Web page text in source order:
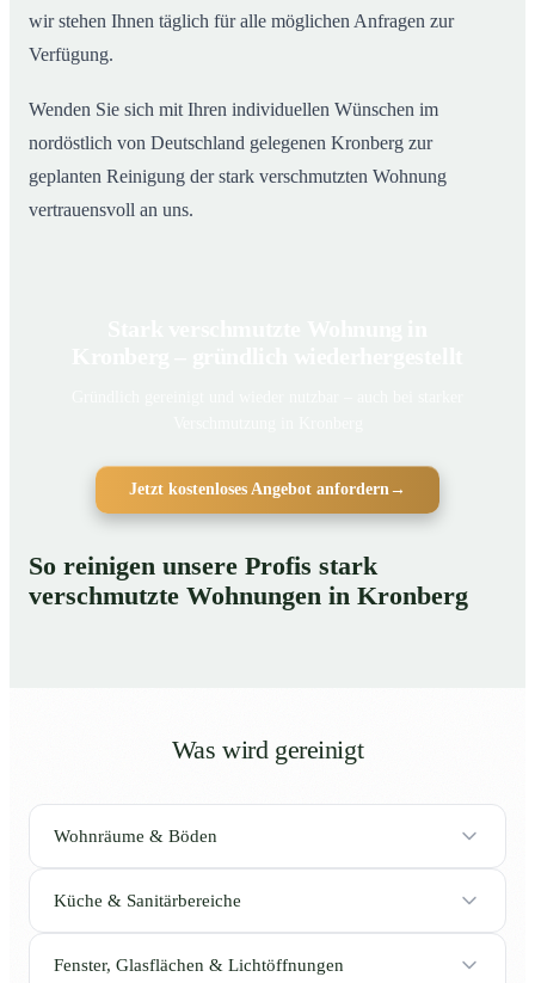
wir stehen Ihnen täglich für alle möglichen Anfragen zur
Verfügung.
Wenden Sie sich mit Ihren individuellen Wünschen im
nordöstlich von Deutschland gelegenen Kronberg zur
geplanten Reinigung der stark verschmutzten Wohnung
vertrauensvoll an uns.
Jetzt kostenloses Angebot anfordern→
So reinigen unsere Profis stark
verschmutzte Wohnungen in Kronberg
Was wird gereinigt
Wohnräume & Böden
Küche & Sanitärbereiche
Fenster, Glasflächen & Lichtöffnungen